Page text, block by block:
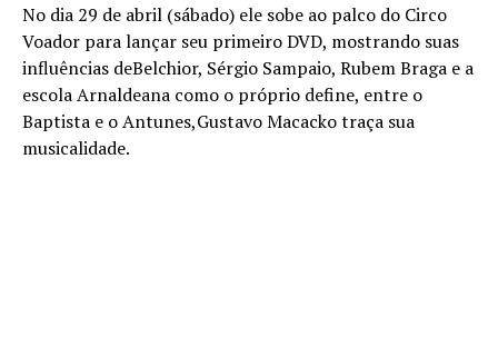
No dia 29 de abril (sábado) ele sobe ao palco do Circo
Voador para lançar seu primeiro DVD, mostrando suas
influências deBelchior, Sérgio Sampaio, Rubem Braga e a
escola Arnaldeana como o próprio define, entre o
Baptista e o Antunes,Gustavo Macacko traça sua
musicalidade.